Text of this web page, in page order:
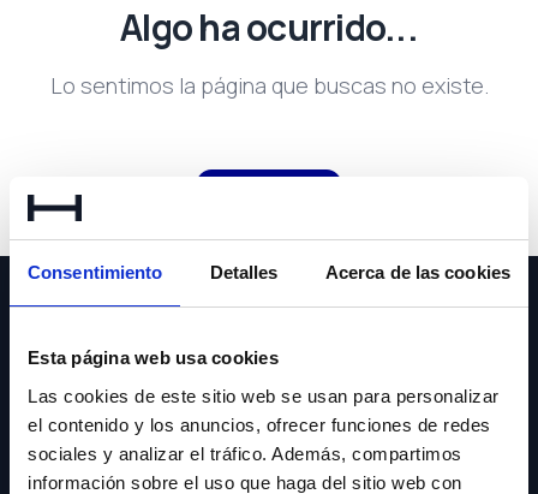
Consentimiento Detalles Acerca de las cookies
Esta página web usa cookies
Las cookies de este sitio web se usan para personalizar
el contenido y los anuncios, ofrecer funciones de redes
sociales y analizar el tráfico. Además, compartimos
información sobre el uso que haga del sitio web con
Algo ha ocurrido...
Lo sentimos la página que buscas no existe.
NEWSLETTER
Suscríbete y recibe las últimas novedades y ofertas.